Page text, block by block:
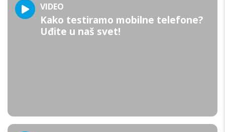
VIDEO
Kako testiramo mobilne telefone?
Uđite u naš svet!